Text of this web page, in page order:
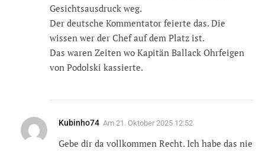
Gesichtsausdruck weg.
Der deutsche Kommentator feierte das. Die
wissen wer der Chef auf dem Platz ist.
Das waren Zeiten wo Kapitän Ballack Ohrfeigen
von Podolski kassierte.
Kubinho74 Am 21. Oktober 2025 12:52
Gebe dir da vollkommen Recht. Ich habe das nie